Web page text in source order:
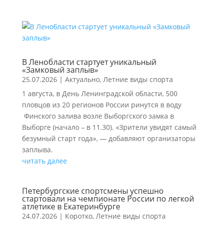
В Ленобласти стартует уникальный
«Замковый заплыв»
25.07.2026| Актуально, Летние виды спорта
1 августа, в День Ленинградской области, 500
пловцов из 20 регионов России ринутся в воду
Финского залива возле Выборгского замка в
Выборге (начало – в 11.30). «Зрители увидят самый
безумный старт года», — добавляют организаторы
заплыва.
читать далее
Петербургские спортсмены успешно
стартовали на чемпионате России по легкой
атлетике в Екатеринбурге
24.07.2026| Коротко, Летние виды спорта